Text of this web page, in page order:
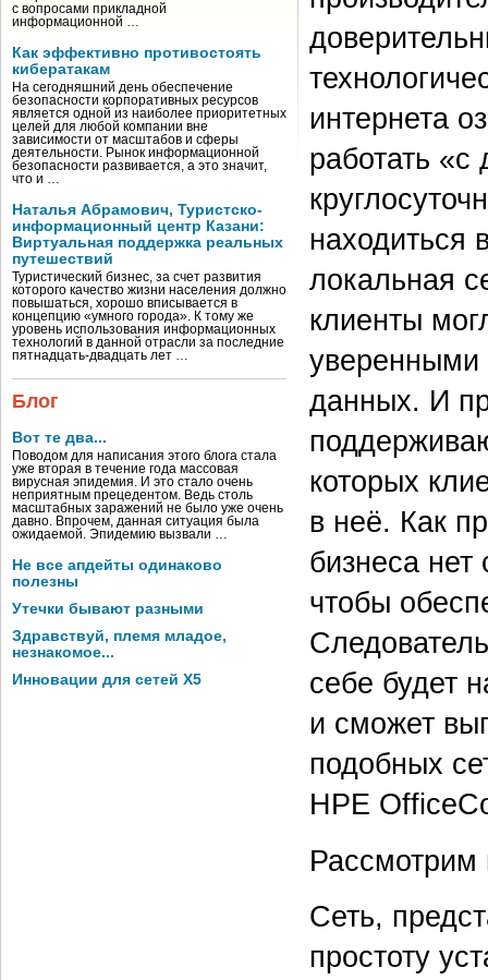
с вопросами прикладной
информационной …
Как эффективно противостоять
кибератакам
На сегодняшний день обеспечение
безопасности корпоративных ресурсов
является одной из наиболее приоритетных
целей для любой компании вне
зависимости от масштабов и сферы
деятельности. Рынок информационной
безопасности развивается, а это значит,
что и …
Наталья Абрамович, Туристско-
информационный центр Казани:
Виртуальная поддержка реальных
путешествий
Туристический бизнес, за счет развития
которого качество жизни населения должно
повышаться, хорошо вписывается в
концепцию «умного города». К тому же
уровень использования информационных
технологий в данной отрасли за последние
пятнадцать-двадцать лет …
Блог
Вот те два...
Поводом для написания этого блога стала
уже вторая в течение года массовая
вирусная эпидемия. И это стало очень
неприятным прецедентом. Ведь столь
масштабных заражений не было уже очень
давно. Впрочем, данная ситуация была
ожидаемой. Эпидемию вызвали …
Не все апдейты одинаково
полезны
Утечки бывают разными
Здравствуй, племя младое,
незнакомое...
Инновации для сетей X5
интернета
работать «с
находиться
локальная
клиенты
уверенными
данных. И
которых
в неё. Как
бизнеса нет
чтобы
себе будет
и сможет
подобных
HPE
Рассмотрим
Сеть,
простоту